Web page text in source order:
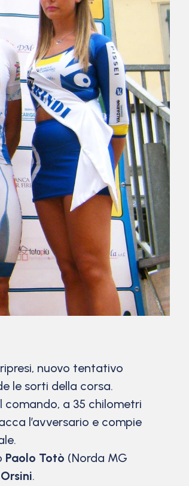
nuovo tentativo
le sorti della corsa.
a 35 chilometri
l’avversario e compie
Paolo Totò (Norda MG
.